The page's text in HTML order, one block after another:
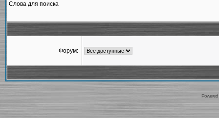
Слова для поиска
Форум: